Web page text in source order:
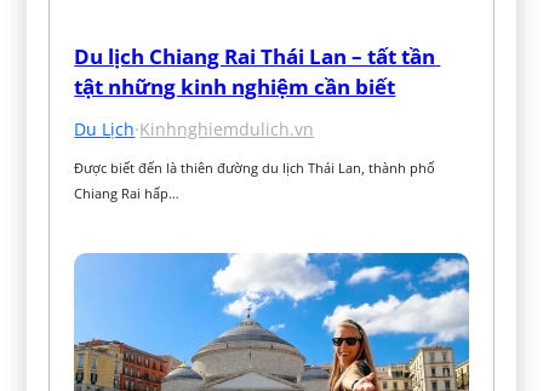
Du lịch Chiang Rai Thái Lan – tất tần
tật những kinh nghiệm cần biết
Du Lịch·Kinhnghiemdulich.vn
Được biết đến là thiên đường du lịch Thái Lan, thành phố
Chiang Rai hấp…